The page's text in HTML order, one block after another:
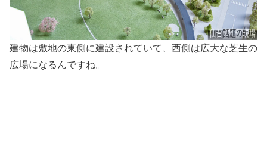
建物は敷地の東側に建設されていて、西側は広大な芝生の
広場になるんですね。